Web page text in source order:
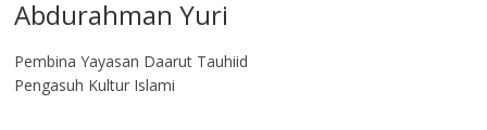
Abdurahman Yuri
Pembina Yayasan Daarut Tauhiid
Pengasuh Kultur Islami